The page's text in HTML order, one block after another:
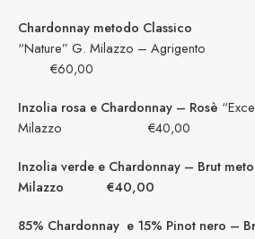
Chardonnay metodo Classico
“Nature” G. Milazzo
€60,00
Inzolia rosa e Chardonnay – Rosè
Milazzo €40,00
Inzolia verde e Chardonnay – Brut
Milazzo €40,00
85% Chardonnay e 15% Pinot nero –